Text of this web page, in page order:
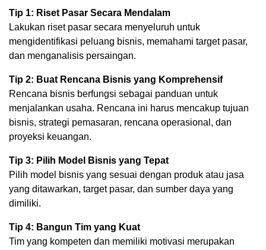
Tip 1: Riset Pasar Secara Mendalam
Lakukan riset pasar secara menyeluruh untuk
mengidentifikasi peluang bisnis, memahami target pasar,
dan menganalisis persaingan.
Tip 2: Buat Rencana Bisnis yang Komprehensif
Rencana bisnis berfungsi sebagai panduan untuk
menjalankan usaha. Rencana ini harus mencakup tujuan
bisnis, strategi pemasaran, rencana operasional, dan
proyeksi keuangan.
Tip 3: Pilih Model Bisnis yang Tepat
Pilih model bisnis yang sesuai dengan produk atau jasa
yang ditawarkan, target pasar, dan sumber daya yang
dimiliki.
Tip 4: Bangun Tim yang Kuat
Tim yang kompeten dan memiliki motivasi merupakan